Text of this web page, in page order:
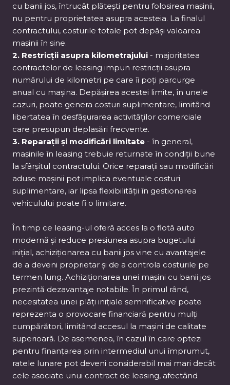
cu banii jos, întrucât plătești pentru folosirea mașinii,
nu pentru proprietatea asupra acesteia. La finalul
contractului, costurile totale pot depăși valoarea
mașinii în sine.
2. Restricții asupra kilometrajului - majoritatea
contractelor de leasing impun restricții asupra
numărului de kilometri pe care îi poți parcurge
anual cu mașina. Depășirea acestei limite, în unele
cazuri, poate genera costuri suplimentare, limitând
libertatea în desfășurarea activităților comerciale
care presupun deplasări frecvente.
3. Reparații și modificări limitate - în general,
mașinile în leasing trebuie returnate în condiții bune
la sfârșitul contractului. Orice reparații sau modificări
aduse mașinii pot implica eventuale costuri
suplimentare, iar lipsa flexibilității în gestionarea
vehiculului poate fi o limitare.
În timp ce leasing-ul oferă acces la o flotă auto
modernă și reduce presiunea asupra bugetului
inițial, achiziționarea cu banii jos vine cu avantajele
de a deveni proprietar și de a controla costurile pe
termen lung. Achiziționarea unei mașini cu banii jos
prezintă dezavantaje notabile. În primul rând,
necesitatea unei plăți inițiale semnificative poate
reprezenta o provocare financiară pentru mulți
cumpărători, limitând accesul la mașini de calitate
superioară. De asemenea, în cazul în care optezi
pentru finanțarea prin intermediul unui împrumut,
ratele lunare pot deveni considerabil mai mari decât
cele asociate unui contract de leasing, afectând